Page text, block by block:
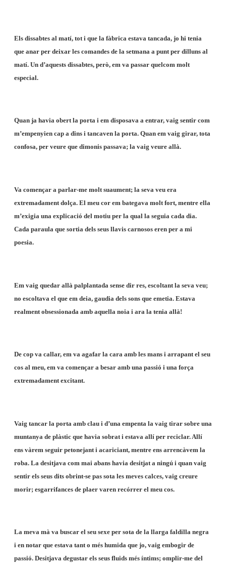
Els dissabtes al matí, tot i que la fàbrica estava tancada, jo hi tenia
que anar per deixar les comandes de la setmana a punt per dilluns al
matí. Un d’aquests dissabtes, però, em va passar quelcom molt
especial.
Quan ja havia obert la porta i em disposava a entrar, vaig sentir com
m’empenyien cap a dins i tancaven la porta. Quan em vaig girar, tota
confosa, per veure que dimonis passava; la vaig veure allà.
Va començar a parlar-me molt suaument; la seva veu era
extremadament dolça. El meu cor em bategava molt fort, mentre ella
m’exigia una explicació del motiu per la qual la seguia cada dia.
Cada paraula que sortia dels seus llavis carnosos eren per a mi
poesia.
Em vaig quedar allà palplantada sense dir res, escoltant la seva veu;
no escoltava el que em deia, gaudia dels sons que emetia. Estava
realment obsessionada amb aquella noia i ara la tenia allà!
De cop va callar, em va agafar la cara amb les mans i arrapant el seu
cos al meu, em va començar a besar amb una passió i una força
extremadament excitant.
Vaig tancar la porta amb clau i d’una empenta la vaig tirar sobre una
muntanya de plàstic que havia sobrat i estava allí per reciclar. Allí
ens vàrem seguir petonejant i acariciant, mentre ens arrencàvem la
roba. La desitjava com mai abans havia desitjat a ningú i quan vaig
sentir els seus dits obrint-se pas sota les meves calces, vaig creure
morir; esgarrifances de plaer varen recórrer el meu cos.
La meva mà va buscar el seu sexe per sota de la llarga faldilla negra
i en notar que estava tant o més humida que jo, vaig embogir de
passió. Desitjava degustar els seus fluids més íntims; omplir-me del